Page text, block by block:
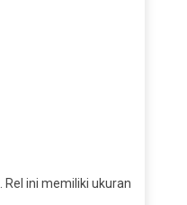
ini memiliki ukuran